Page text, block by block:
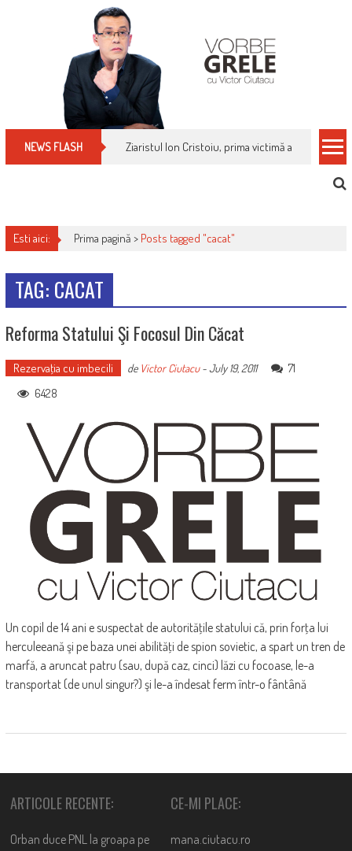
NEWS FLASH Ziaristul Ion Cristoiu, prima victimă a noi
Esti aici: Prima pagină > Posts tagged "cacat"
TAG: CACAT
Reforma Statului Şi Focosul Din Căcat
Rezervaţia cu imbecili de Victor Ciutacu-July 19, 2011
71
6428
Un copil de 14 ani e suspectat de autorităţile statului că, prin forţa lui
herculeeană şi pe baza unei abilităţi de spion sovietic, a spart un tren de
marfă, a aruncat patru (sau, după caz, cinci) lăzi cu focoase, le-a
transportat (de unul singur?) şi le-a îndesat ferm într-o fântână
ARTICOLE RECENTE:
Orban duce PNL la groapa pe
CE-MI PLACE:
mana.ciutacu.ro